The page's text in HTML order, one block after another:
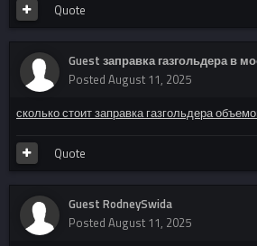
Quote
Guest заправка газгольдера в
Posted August 11, 2025
сколько стоит заправка газгольдера
Quote
Guest RodneySwida
Posted August 11, 2025